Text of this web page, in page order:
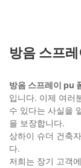
방음 스프
방음 스프레이 pu
입니다. 이제 여러
수 있다는 사실을
을 보장합니다.
상하이 슈더 건축
다.
저희는 장기 고객